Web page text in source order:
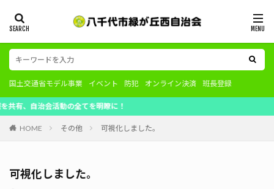
国土交通省モデル事業 イベント 防犯 オンライン決済 班長登録
活動の全てを明瞭に！
HOME その他 可視化しました。
可視化しました。